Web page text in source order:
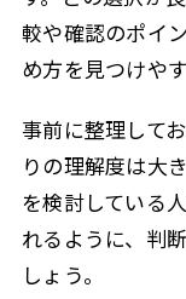
較や確認のポイ
め方を見つけや
事前に整理して
りの理解度は大
を検討している
れるように、判
しょう。